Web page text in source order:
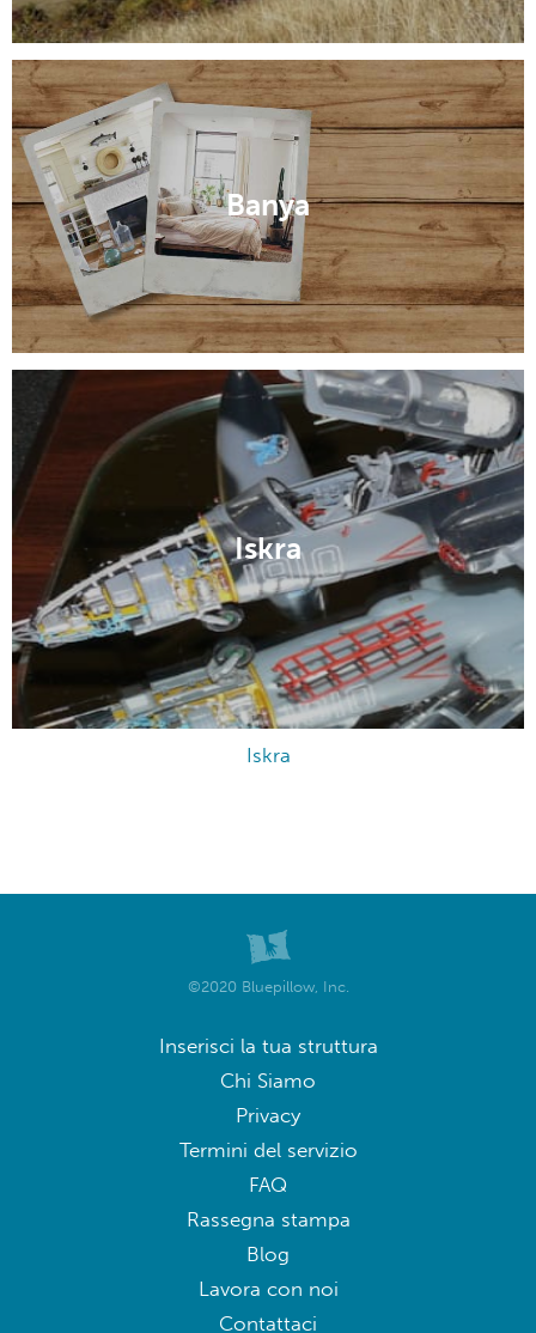
Banya
Iskra
Iskra
©2020 Bluepillow, Inc.
Inserisci la tua struttura
Chi Siamo
Privacy
Termini del servizio
FAQ
Rassegna stampa
Blog
Lavora con noi
Contattaci